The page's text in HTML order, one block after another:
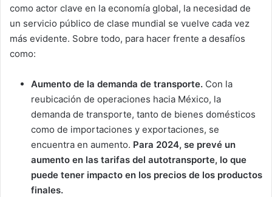
como actor clave en la economía global, la necesidad de
un servicio público de clase mundial se vuelve cada vez
más evidente. Sobre todo, para hacer frente a desafíos
como:
Aumento de la demanda de transporte. Con la
reubicación de operaciones hacia México, la
demanda de transporte, tanto de bienes domésticos
como de importaciones y exportaciones, se
encuentra en aumento. Para 2024, se prevé un
aumento en las tarifas del autotransporte, lo que
puede tener impacto en los precios de los productos
finales.